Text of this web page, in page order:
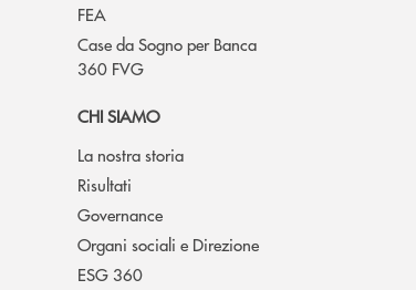
FEA
Case da Sogno per Banca
360 FVG
CHI SIAMO
La nostra storia
Risultati
Governance
Organi sociali e Direzione
ESG 360